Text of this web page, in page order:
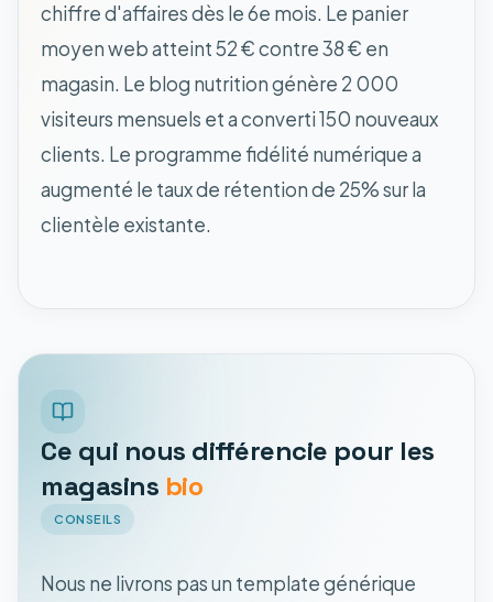
chiffre d'affaires dès le 6e mois. Le panier
moyen web atteint 52 € contre 38 € en
magasin. Le blog nutrition génère 2 000
visiteurs mensuels et a converti 150 nouveaux
clients. Le programme fidélité numérique a
augmenté le taux de rétention de 25% sur la
clientèle existante.
Ce qui nous différencie pour les
magasins bio
CONSEILS
Nous ne livrons pas un template générique